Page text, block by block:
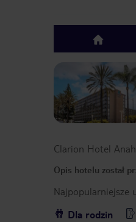
top
Previous slide
Clarion Hotel
Opis hotelu został
Najpopularniejsze
Dla rodzin